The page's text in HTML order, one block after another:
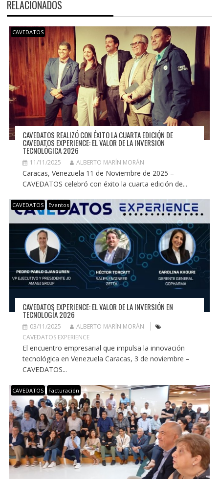
RELACIONADOS
CAVEDATOS
CAVEDATOS REALIZÓ CON ÉXITO LA CUARTA EDICIÓN DE
CAVEDATOS EXPERIENCE: EL VALOR DE LA INVERSIÓN
TECNOLÓGICA 2026
11/11/2025 ALBERTO MARÍN MORÁN
Caracas, Venezuela 11 de Noviembre de 2025 –
CAVEDATOS celebró con éxito la cuarta edición de...
CAVEDATOS Eventos
CAVEDATOS EXPERIENCE: EL VALOR DE LA INVERSIÓN EN
TECNOLOGÍA 2026
03/11/2025
ALBERTO MARÍN MORÁN
CAVEDATOS EXPERIENCE
El encuentro empresarial que impulsa la innovación
tecnológica en Venezuela Caracas, 3 de noviembre –
CAVEDATOS...
CAVEDATOS Facturación